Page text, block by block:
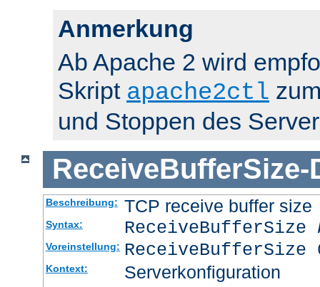
Anmerkung
Ab Apache 2 wird
Skript apache2ctl
und Stoppen des
ReceiveBufferSize-
Beschreibung: TCP receive buffer size
Syntax: ReceiveBufferSize
Voreinstellung: ReceiveBufferSize
Kontext: Serverkonfiguration